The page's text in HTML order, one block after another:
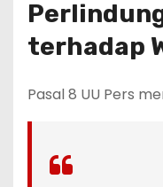
terhadap
Pasal 8 UU Pers